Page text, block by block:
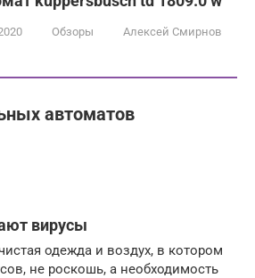
Обзоры Алексей Смирнов
автоматов
вирусы
одежда и воздух, в котором
не роскошь, а необходимость